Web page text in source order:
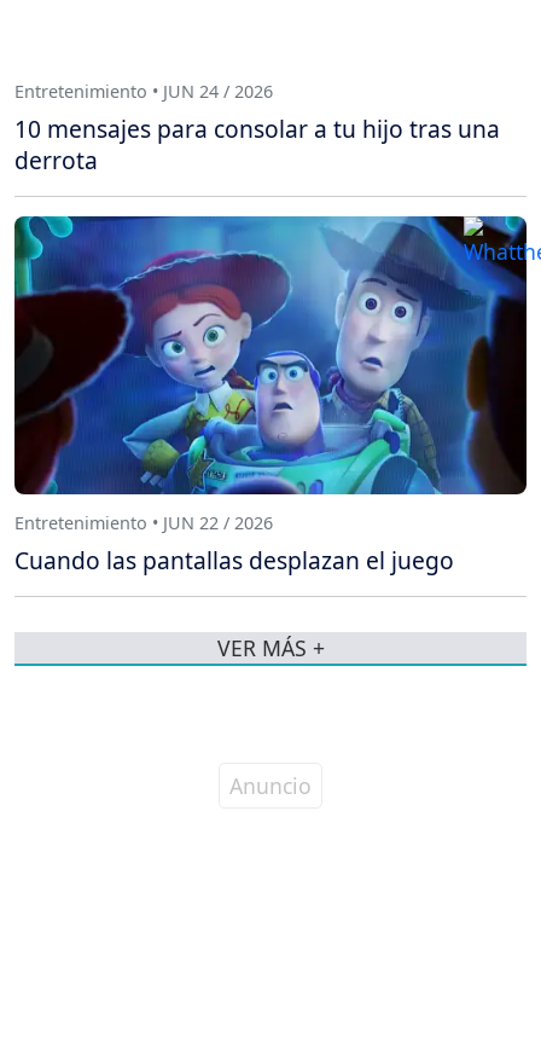
Entretenimiento • JUN 24 / 2026
10 mensajes para consolar a tu hijo tras una
derrota
Entretenimiento • JUN 22 / 2026
Cuando las pantallas desplazan el juego
VER MÁS +